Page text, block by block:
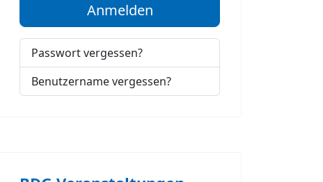
Anmelden
Passwort vergessen?
Benutzername vergessen?